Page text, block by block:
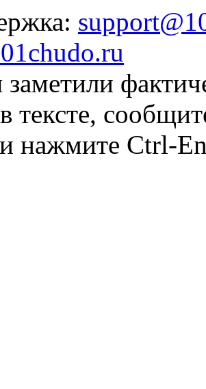
тексте,
Ctrl-